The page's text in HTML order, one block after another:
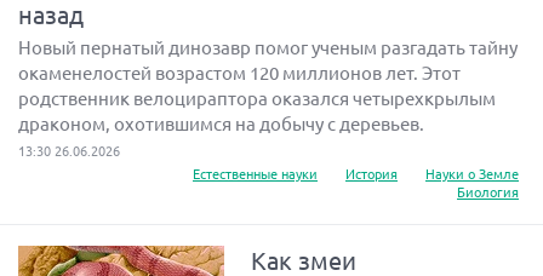
назад
Новый пернатый динозавр помог ученым разгадать тайну
окаменелостей возрастом 120 миллионов лет. Этот
родственник велоцираптора оказался четырехкрылым
драконом, охотившимся на добычу с деревьев.
13:30 26.06.2026
Естественные науки
История
Науки о Земле
Биология
Как змеи